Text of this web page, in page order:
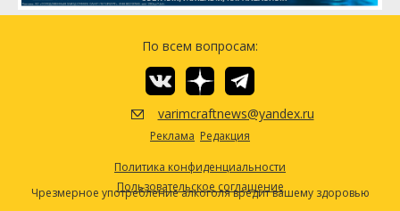
По всем вопросам:
varimcraftnews@yandex.ru
Реклама Редакция
Политика конфиденциальности
Пользовательское соглашение
Чрезмерное употребление алкоголя вредит вашему здоровью